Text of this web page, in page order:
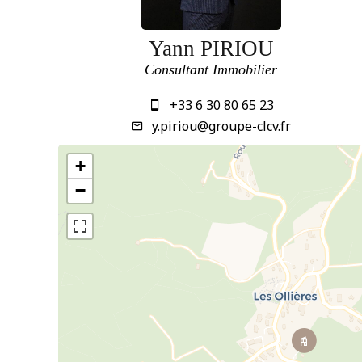
Yann PIRIOU
Consultant Immobilier
+33 6 30 80 65 23
y.piriou@groupe-clcv.fr
+
−